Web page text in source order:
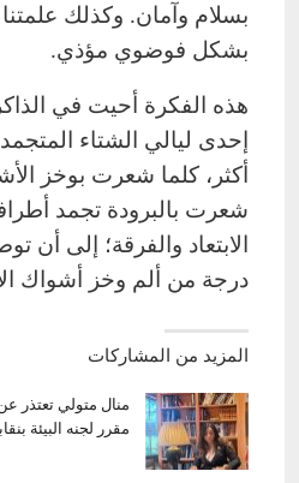
بسلام وآمان. وكذلك
بشكل فوضوي مؤذي.
هذه الفكرة أحيت في
إحدى ليالي الشتاء
أكثر، كلما شعرت بوخز
شعرت بالبرودة تجمد
الابتعاد والفرقة؛ إلى
درجة من ألم وخز أشواك
المزيد من المشاركات
منال متولي تعتذر
مقرر لجنه البيئة